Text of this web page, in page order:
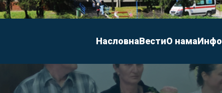
НасловнаВестиО намаИнфо